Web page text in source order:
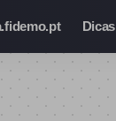
Dicas